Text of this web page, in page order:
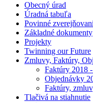
Obecný úrad
Úradná tabuľa
Povinné
Základné dokumenty
Projekty
Twinning our Future
Zmluvy, Faktúry,
Faktúry 2018
Objednávky
Faktúry,
Tlačivá na stiahnutie